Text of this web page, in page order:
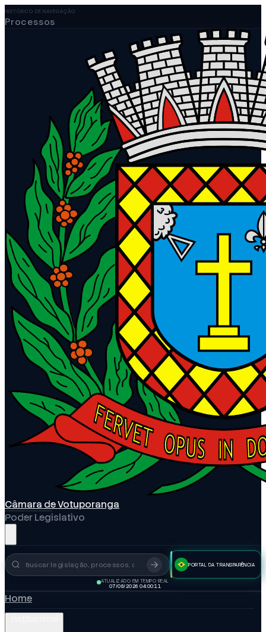
HISTÓRICO DE NAVEGAÇÃO
Processos
Câmara de Votuporanga
Poder Legislativo
Busca no portal PORTAL DA TRANSPARÊNCIA
ATUALIZADO EM TEMPO REAL
07/08/2026 04:00:13
Home